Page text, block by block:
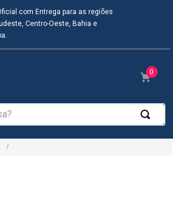
com Entrega para as regiões
Centro-Oeste, Bahia e
0